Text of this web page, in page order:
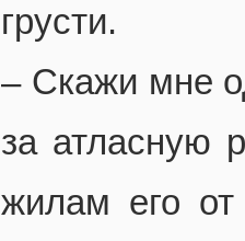
грусти.
– Скажи мне
за атласную
жилам его от